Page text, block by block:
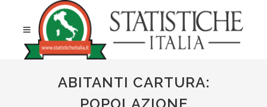
ABITANTI CARTURA: